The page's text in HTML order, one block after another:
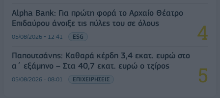
Alpha Bank: Για πρώτη φορά το Αρχαίο Θέατρο
Επιδαύρου άνοιξε τις πύλες του σε όλους
05/08/2026 - 12:41 ESG
Παπουτσάνης: Καθαρά κέρδη 3,4 εκατ. ευρώ στο
α΄ εξάμηνο – Στα 40,7 εκατ. ευρώ ο τζίρος
05/08/2026 - 08:01 ΕΠΙΧΕΙΡΗΣΕΙΣ